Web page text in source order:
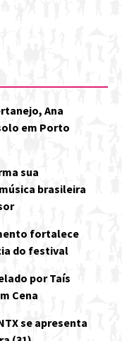
Ana
em Porto
sua
brasileira
fortalece
do festival
por Taís
Cena
se apresenta